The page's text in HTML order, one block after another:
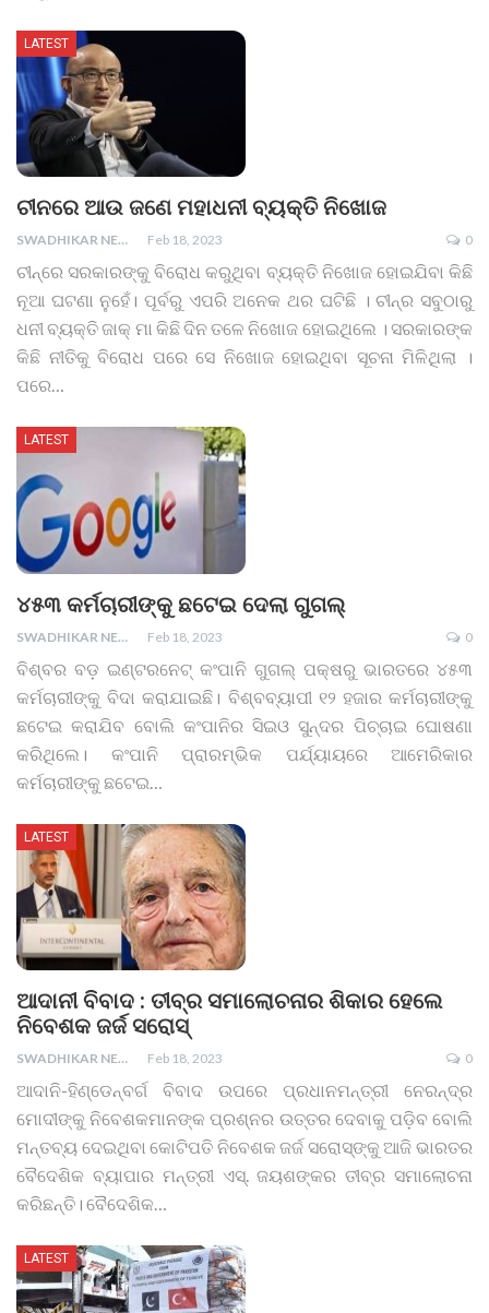
LATEST
ଚୀନରେ ଆଉ ଜଣେ ମହାଧନୀ ବ୍ୟକ୍ତି ନିଖୋଜ
SWADHIKAR NEWS Feb 18, 2023 0
ଚୀନ୍‌ରେ ସରକାରଙ୍କୁ ବିରୋଧ କରୁଥିବା ବ୍ୟକ୍ତି ନିଖୋଜ ହୋଇଯିବା କିଛି
ନୂଆ ଘଟଣା ନୁହେଁ। ପୂର୍ବରୁ ଏପରି ଅନେକ ଥର ଘଟିଛି । ଚୀନ୍‌ର ସବୁଠାରୁ
ଧନୀ ବ୍ୟକ୍ତି ଜାକ୍‌ ମା କିଛି ଦିନ ତଳେ ନିଖୋଜ ହୋଇଥିଲେ । ସରକାରଙ୍କ
କିଛି ନୀତିକୁ ବିରୋଧ ପରେ ସେ ନିଖୋଜ ହୋଇଥିବା ସୂଚନା ମିଳିଥିଲା ।
ପରେ…
LATEST
୪୫୩ କର୍ମଚାରୀଙ୍କୁ ଛଟେଇ ଦେଲା ଗୁଗଲ୍
SWADHIKAR NEWS Feb 18, 2023 0
ବିଶ୍ବର ବଡ଼ ଇଣ୍ଟ‌ରନେଟ୍‌ କଂପାନି ଗୁଗଲ୍ ପକ୍ଷରୁ ଭାରତରେ ୪୫୩
କର୍ମଚାରୀଙ୍କୁ ବିଦା କରାଯାଇଛି। ବିଶ୍ବବ୍ୟାପୀ ୧୨ ହଜାର କର୍ମଚାରୀଙ୍କୁ
ଛଟେଇ କରାଯିବ ବୋଲି କଂପାନିର ସିଇଓ ସୁନ୍ଦର ପିଚ୍ଚାଇ ଘୋଷଣା
କରିଥିଲେ। କଂପାନି ପ୍ରାରମ୍ଭିକ ପର୍ଯ୍ୟାୟରେ ଆମେରିକାର
କର୍ମଚାରୀଙ୍କୁ ଛଟେଇ
LATEST
ଆଦାନୀ ବିବାଦ : ତୀବ୍ର ସମାଲୋଚନାର ଶିକାର ହେଲେ
ନିବେଶକ ଜର୍ଜ ସରୋସ୍
SWADHIKAR NEWS Feb 18, 2023 0
ଆଦାନି-ହିଣ୍ଡେନ୍‌ବର୍ଗ ବିବାଦ ଉପରେ ପ୍ରଧାନମନ୍ତ୍ରୀ ନେରନ୍ଦ୍ର
ମୋଦୀଙ୍କୁ ନିବେଶକମାନଙ୍କ ପ୍ରଶ୍ନର ଉତ୍ତର ଦେବାକୁ ପଡ଼ିବ ବୋଲି
ମନ୍ତବ୍ୟ ଦେଇଥିବା କୋଟିପତି ନିବେଶକ ଜର୍ଜ ସରୋସ୍‌ଙ୍କୁ ଆଜି ଭାରତର
ବୈଦେଶିକ ବ୍ୟାପାର ମନ୍ତ୍ରୀ ଏସ୍‌. ଜୟଶଙ୍କର ତୀବ୍ର ସମାଲୋଚନା
କରିଛନ୍ତି। ବୈଦେଶିକ…
LATEST